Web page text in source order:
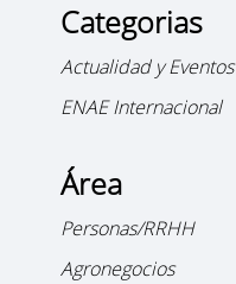
Categorias
Actualidad y Eventos
ENAE Internacional
Área
Personas/RRHH
Agronegocios